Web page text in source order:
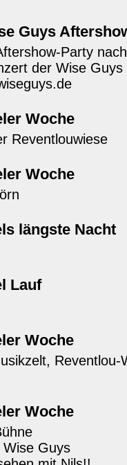
Guys
Party
der Wise Guys
Woche
Reventlouwiese
Woche
längste Nacht
Lauf
Woche
Reventlou-
Woche
Guys